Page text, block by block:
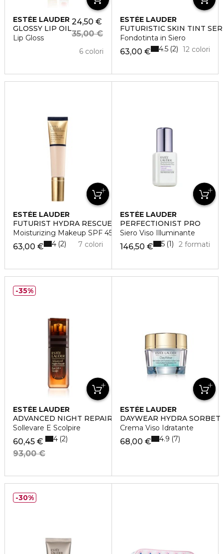
ESTÉE LAUDER
GLOSSY LIP OIL
Lip Gloss
24,50 €
35,00 €
6 colori
ESTÉE LAUDER
FUTURISTIC SKIN TINT
Fondotinta in Siero
63,00 € 12 colori
4.5 2
ESTÉE LAUDER
FUTURIST HYDRA RESCUE
Moisturizing Makeup SPF 45
63,00 € 7 colori
4 2
ESTÉE LAUDER
PERFECTIONIST PRO
Siero Viso Illuminante
146,50 € 2 formati
5 1
ESTÉE LAUDER
ADVANCED NIGHT REPAIR EYE LIFT+SCUPLT
Sollevare E Scolpire
60,45 €
93,00 €
4 2
35%
ESTÉE LAUDER
DAYWEAR HYDRA SORBET
Crema Viso Idratante
68,00 € 4.9 7
30%